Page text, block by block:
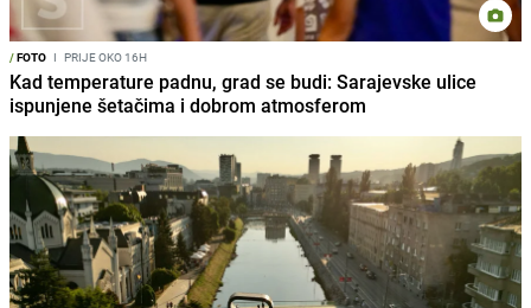
/FOTO I PRIJE OKO 16H
Kad temperature padnu, grad se budi: Sarajevske ulice
ispunjene šetačima i dobrom atmosferom